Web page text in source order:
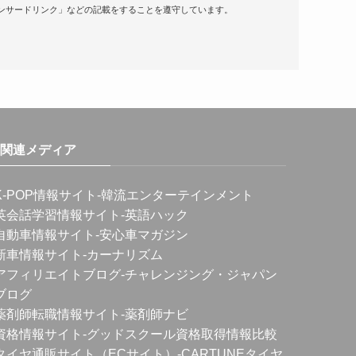
ードリンク」などの記載をすることを遵守しています。
関連メディア
POP情報サイト -韓流エンターテインメント
会話学習情報サイト -英語ハック
動車情報サイト -安心車マガジン
車情報サイト -カーナリズム
フィリエイトブログ-チャレンジング・ジャパン
ログ
剤師転職情報サイト -薬剤師ナビ
格情報サイト -グッドスクール資格取得情報比較